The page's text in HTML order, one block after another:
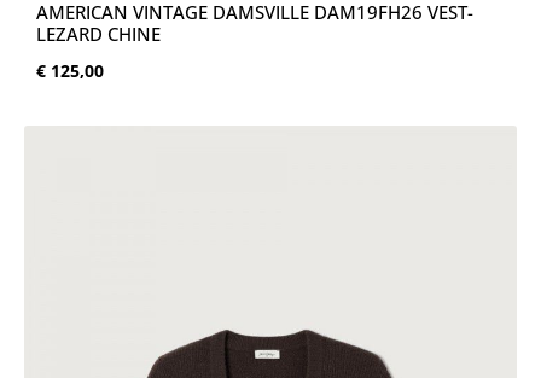
AMERICAN VINTAGE DAMSVILLE DAM19FH26 VEST-
LEZARD CHINE
Normale prijs:
€ 125,00